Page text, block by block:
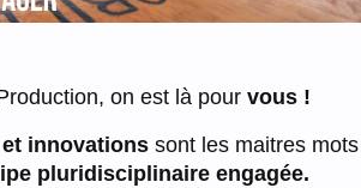
on est là pour vous !
innovations sont les maitres mots
pluridisciplinaire engagée.